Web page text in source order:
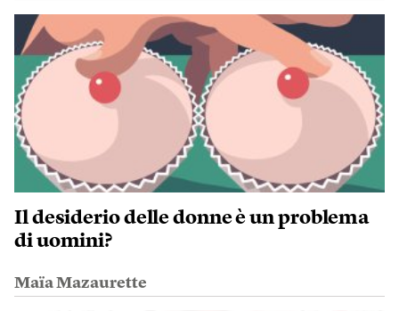
Il desiderio delle donne è un problema
di uomini?
Maïa Mazaurette